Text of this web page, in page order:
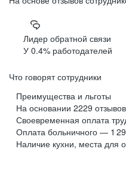
Нас более 530 крутых
которые вкладываются в
Все высоконагруженные
тестированием.
общая
Лидер обратной связи
У 0.4% работодателей
Что говорят сотрудники
Преимущества и льготы
На основании 2229 отзывов
Своевременная оплата
Оплата больничного — 1
Наличие кухни, места для